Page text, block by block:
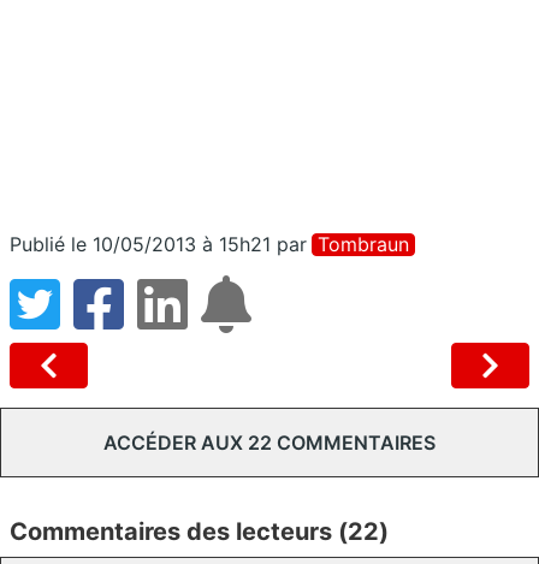
Publié le 10/05/2013 à 15h21 par Tombraun
ACCÉDER AUX 22 COMMENTAIRES
Commentaires des lecteurs (22)